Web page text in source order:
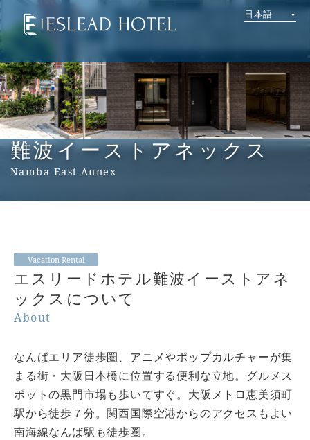
日本語
難波イーストアネックス
Namba East Annex
Vacation Rental
エスリードホテル難波イーストアネ
ックスについて
About
なんばエリア徒歩圏、アニメやポップカルチャーが集
まる街・大阪日本橋に位置する便利な立地。グルメス
ポットの黒門市場も歩いてすぐ。大阪メトロ恵美須町
駅から徒歩７分。関西国際空港からのアクセスもよい
南海線なんば駅も徒歩圏。